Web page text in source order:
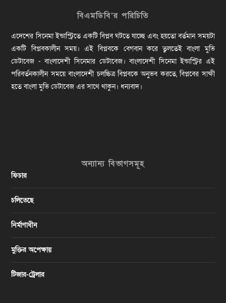
বিএমডিবি’র পরিচিতি
এদেশের সিনেমা ইন্ডাস্ট্রিতে একটি বিপ্লব ঘটতে যাচ্ছে এবং হয়তো বর্তমান সময়টা
একটি বিপ্লবকালীন সময়। এই বিপ্লবকে বেগবান করে তুলতেই বাংলা মুভি
ডেটাবেজ - বাংলাদেশী সিনেমার ডেটাবেজ। বাংলাদেশী সিনেমা ইন্ডাস্ট্রির এই
পরিবর্তনকালীন সময়ে বাংলাদেশী চলচ্চিত্র বিপ্লবকে অনুভব করতে, বিপ্লবের সাক্ষী
হতে বাংলা মুভি ডেটাবেজ এর সাথে থাকুন। ধন্যবাদ।
অন্যান্য বিভাগসমূহ
ফিচার
চলিতেছে
নির্মাণাধীন
মুক্তির অপেক্ষায়
টিজার-ট্রেলার